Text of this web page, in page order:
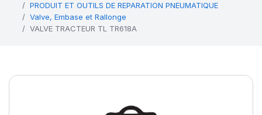
PRODUIT ET OUTILS DE REPARATION PNEUMATIQUE
Valve, Embase et Rallonge
VALVE TRACTEUR TL TR618A